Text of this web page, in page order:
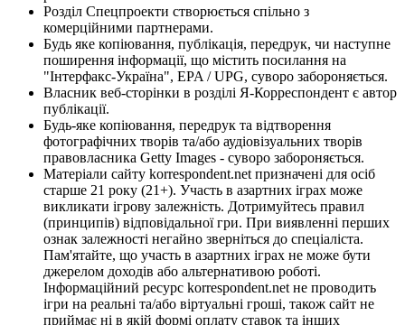
Розділ Спецпроекти створюється спільно з
комерційними партнерами.
Будь яке копіювання, публікація, передрук, чи наступне
поширення інформації, що містить посилання на
"Інтерфакс-Україна", EPA / UPG, суворо забороняється.
Власник веб-сторінки в розділі Я-Корреспондент є автор
публікації.
Будь-яке копіювання, передрук та відтворення
фотографічних творів та/або аудіовізуальних творів
правовласника Getty Images - суворо забороняється.
Матеріали сайту korrespondent.net призначені для осіб
старше 21 року (21+). Участь в азартних іграх може
викликати ігрову залежність. Дотримуйтесь правил
(принципів) відповідальної гри. При виявленні перших
ознак залежності негайно зверніться до спеціаліста.
Пам'ятайте, що участь в азартних іграх не може бути
джерелом доходів або альтернативою роботі.
Інформаційний ресурс korrespondent.net не проводить
ігри на реальні та/або віртуальні гроші, також сайт не
приймає ні в якій формі оплату ставок та інших